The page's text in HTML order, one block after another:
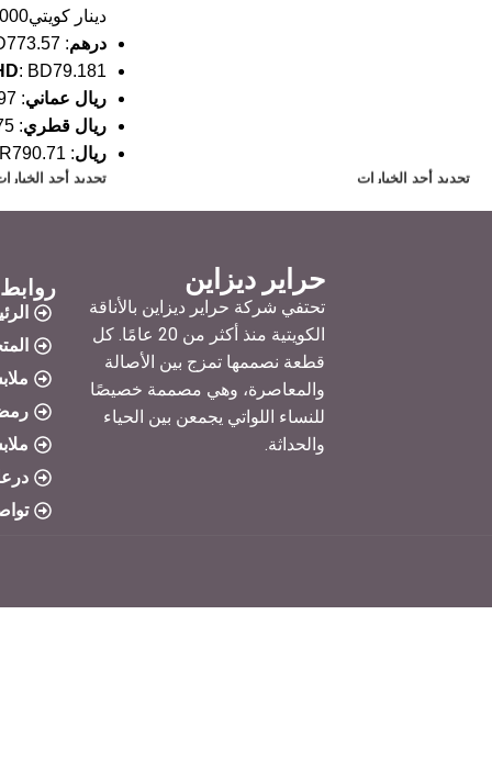
تحديد أحد الخيارات تحديد أحد
دينار كويتي
درهم:
: BD79.181
ريال عماني:
ريال قطري:
ريال:
حراير ديزاين
تحتفي شركة حراير ديزاين بالأناقة
الكويتية منذ أكثر من 20 عامًا. كل
قطعة نصممها تمزج بين الأصالة
والمعاصرة، وهي مصممة خصيصًا
للنساء اللواتي يجمعن بين الحياء
والحداثة.